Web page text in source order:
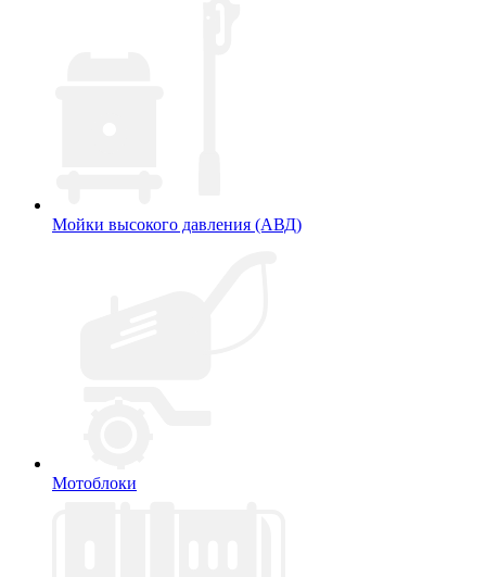
Мойки высокого давления (АВД)
Мотоблоки